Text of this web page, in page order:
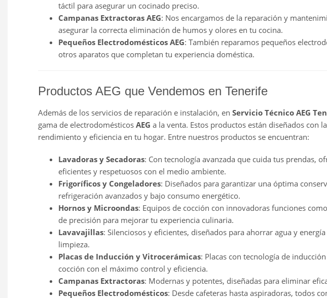
táctil para asegurar un cocinado preciso.
Campanas Extractoras AEG: Nos encargamos de la reparación y
asegurar la correcta eliminación de humos y olores en tu cocina.
Pequeños Electrodomésticos AEG: También reparamos pequeños
otros aparatos que completan tu experiencia doméstica.
Productos AEG que Vendemos en Tenerife
Además de los servicios de reparación e instalación, en Servicio Técnico AEG
gama de electrodomésticos AEG a la venta. Estos productos están diseñados con
rendimiento y eficiencia en tu hogar. Entre nuestros productos se encuentran:
Lavadoras y Secadoras: Con tecnología avanzada que cuida tus prendas,
eficientes y respetuosos con el medio ambiente.
Frigoríficos y Congeladores: Diseñados para garantizar una óptima
refrigeración avanzados y bajo consumo energético.
Hornos y Microondas: Equipos de cocción con innovadoras funciones
de precisión para mejorar tu experiencia culinaria.
Lavavajillas: Silenciosos y eficientes, diseñados para ahorrar agua y
limpieza.
Placas de Inducción y Vitrocerámicas: Placas con tecnología de
cocción con el máximo control y eficiencia.
Campanas Extractoras: Modernas y potentes, diseñadas para eliminar
Pequeños Electrodomésticos: Desde cafeteras hasta aspiradoras, todos